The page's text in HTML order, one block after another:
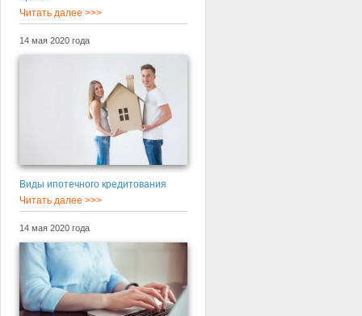
Читать далее >>>
14 мая 2020 года
Виды ипотечного кредитования
Читать далее >>>
14 мая 2020 года